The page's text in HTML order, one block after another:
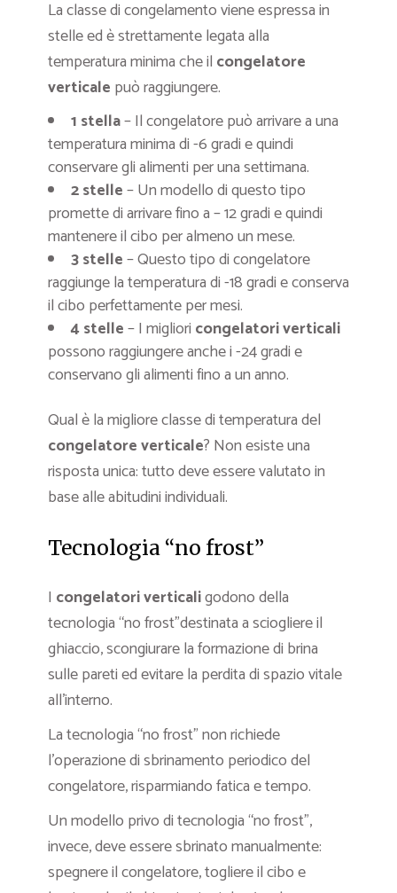
La classe di congelamento viene espressa in
stelle ed è strettamente legata alla
temperatura minima che il congelatore
verticale può raggiungere.
1 stella– Il congelatore può arrivare a una
temperatura minima di -6 gradi e quindi
conservare gli alimenti per una settimana.
2 stelle– Un modello di questo tipo
promette di arrivare fino a – 12 gradi e quindi
mantenere il cibo per almeno un mese.
3 stelle– Questo tipo di congelatore
raggiunge la temperatura di -18 gradi e conserva
il cibo perfettamente per mesi.
4 stelle– I migliori congelatori verticali
possono raggiungere anche i -24 gradi e
conservano gli alimenti fino a un anno.
Qual è la migliore classe di temperatura del
congelatore verticale? Non esiste una
risposta unica: tutto deve essere valutato in
base alle abitudini individuali.
Tecnologia “no frost”
I congelatori verticaligodono della
tecnologia “no frost”destinata a sciogliere il
ghiaccio, scongiurare la formazione di brina
sulle pareti ed evitare la perdita di spazio vitale
all’interno.
La tecnologia “no frost” non richiede
l’operazione di sbrinamento periodico del
congelatore, risparmiando fatica e tempo.
Un modello privo di tecnologia “no frost”,
invece, deve essere sbrinato manualmente:
spegnere il congelatore, togliere il cibo e